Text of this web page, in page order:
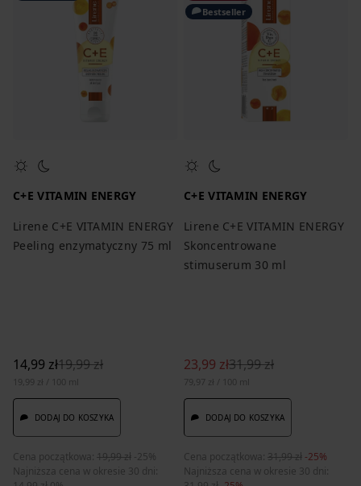
C+E VITAMIN ENERGY
Lirene C+E VITAMIN ENERGY
Peeling enzymatyczny 75 ml
14,99 zł19,99 zł
19,99 zł / 100 ml
Cena początkowa: 19,99 zł -25%
Najniższa cena w okresie 30 dni:
DODAJ DO KOSZYKA
Bestseller
C+E VITAMIN ENERGY
Lirene C+E VITAMIN ENERGY
Skoncentrowane
stimuserum 30 ml
23,99 zł31,99 zł
79,97 zł / 100 ml
Cena początkowa: 31,99 zł-25%
Najniższa cena w okresie 30 dni:
DODAJ DO KOSZYKA